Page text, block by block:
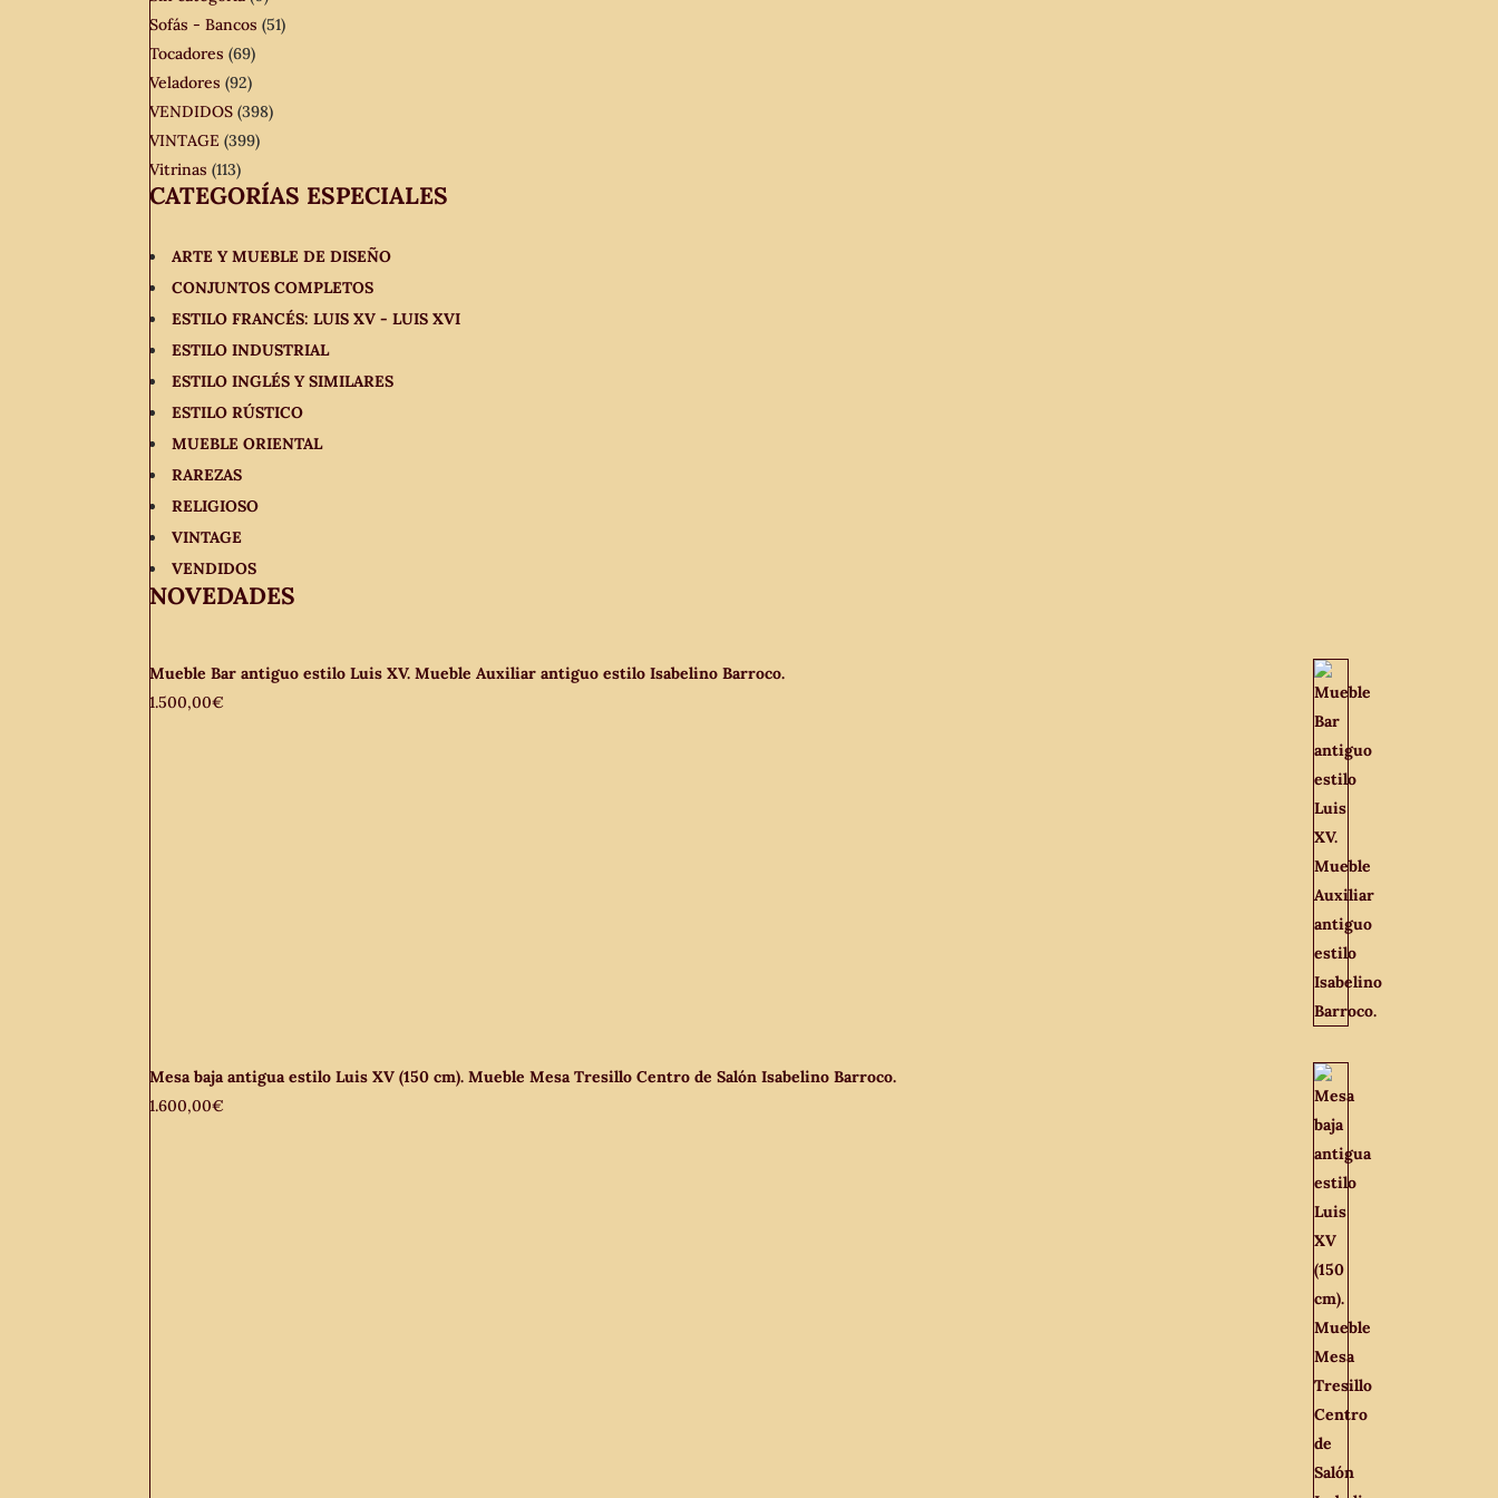
Sofás - Bancos (51)
Tocadores (69)
Veladores (92)
VENDIDOS (398)
VINTAGE (399)
Vitrinas (113)
CATEGORÍAS ESPECIALES
ARTE Y MUEBLE DE DISEÑO
CONJUNTOS COMPLETOS
ESTILO FRANCÉS: LUIS XV - LUIS XVI
ESTILO INDUSTRIAL
ESTILO INGLÉS Y SIMILARES
ESTILO RÚSTICO
MUEBLE ORIENTAL
RAREZAS
RELIGIOSO
VINTAGE
VENDIDOS
NOVEDADES
Mueble Bar antiguo estilo Luis XV. Mueble Auxiliar antiguo estilo Isabelino Barroco.
1.500,00€
Mesa baja antigua estilo Luis XV (150 cm). Mueble Mesa Tresillo Centro de Salón Isabelino Barroco.
1.600,00€